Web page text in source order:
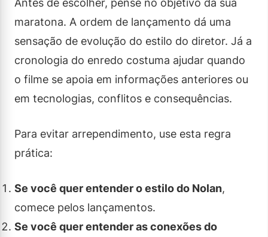
Antes de escolher, pense no objetivo da sua
maratona. A ordem de lançamento dá uma
sensação de evolução do estilo do diretor. Já a
cronologia do enredo costuma ajudar quando
o filme se apoia em informações anteriores ou
em tecnologias, conflitos e consequências.
Para evitar arrependimento, use esta regra
prática:
Se você quer entender o estilo do Nolan,
comece pelos lançamentos.
Se você quer entender as conexões do